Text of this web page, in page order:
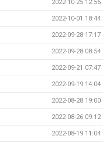
2022-10-25 12:56
2022-10-01 18:44
2022-09-28 17:17
2022-09-28 08:54
2022-09-21 07:47
2022-09-19 14:04
2022-08-28 19:00
2022-08-26 09:12
2022-08-19 11:04